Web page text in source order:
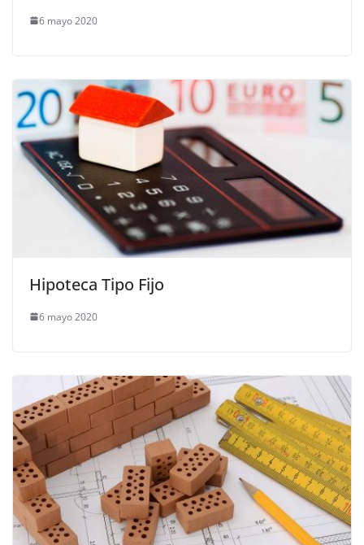
6 mayo 2020
Hipoteca Tipo Fijo
6 mayo 2020